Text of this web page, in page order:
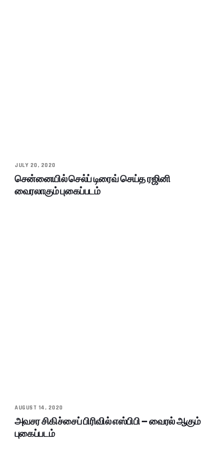
JULY 20, 2020
சென்னையில் செல்ப் டிரைவ் செய்த ரஜினி
வைரலாகும் புகைப்படம்
AUGUST 14, 2020
அவசர சிகிச்சைப் பிரிவில் எஸ்பிபி – வைரல் ஆகும்
புகைப்படம்